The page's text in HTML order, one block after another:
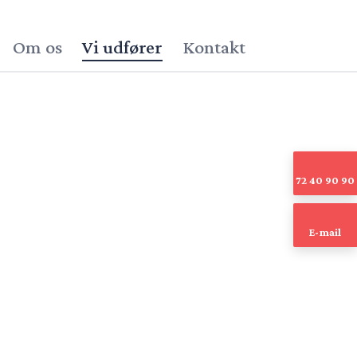
72 40 90 90
E-mail
Om os Vi udfører Kontakt